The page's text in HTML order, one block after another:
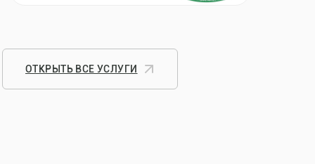
ОТКРЫТЬ ВСЕ УСЛУГИ